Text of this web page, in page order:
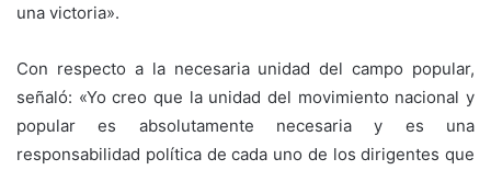
una victoria».
Con respecto a la necesaria unidad del campo popular,
señaló: «Yo creo que la unidad del movimiento nacional y
popular es absolutamente necesaria y es una
responsabilidad política de cada uno de los dirigentes que